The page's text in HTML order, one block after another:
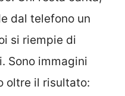
dal telefono un
si riempie di
Sono immagini
oltre il risultato: